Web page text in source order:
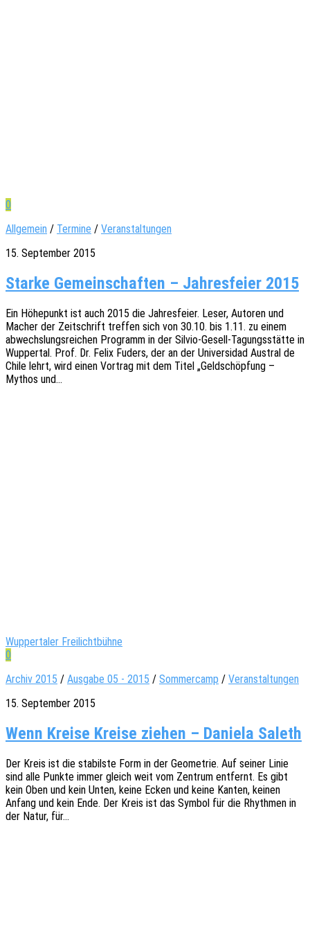
0
Allgemein / Termine / Veranstaltungen
15. September 2015
Starke Gemeinschaften – Jahresfeier 2015
Ein Höhe­punkt ist auch 2015 die Jahres­fei­er. Leser, Autoren und
Macher der Zeit­schrift tref­fen sich von 30.10. bis 1.11. zu einem
abwechs­lungs­rei­chen Programm in der Silvio-Gesell-Tagungs­­­stä­t­­te in
Wupper­tal. Prof. Dr. Felix Fuders, der an der Univer­si­dad Austral de
Chile lehrt, wird einen Vortrag mit dem Titel „Geld­schöp­fung –
Mythos und…
Wuppertaler Freilichtbühne
0
Archiv 2015 / Ausgabe 05 - 2015 / Sommercamp / Veranstaltungen
15. September 2015
Wenn Kreise Kreise ziehen – Daniela Saleth
Der Kreis ist die stabils­te Form in der Geome­trie. Auf seiner Linie
sind alle Punkte immer gleich weit vom Zentrum entfernt. Es gibt
kein Oben und kein Unten, keine Ecken und keine Kanten, keinen
Anfang und kein Ende. Der Kreis ist das Symbol für die Rhyth­men in
der Natur, für…